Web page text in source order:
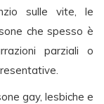
sulle vite, le
che spesso è
parziali o
gay, lesbiche e